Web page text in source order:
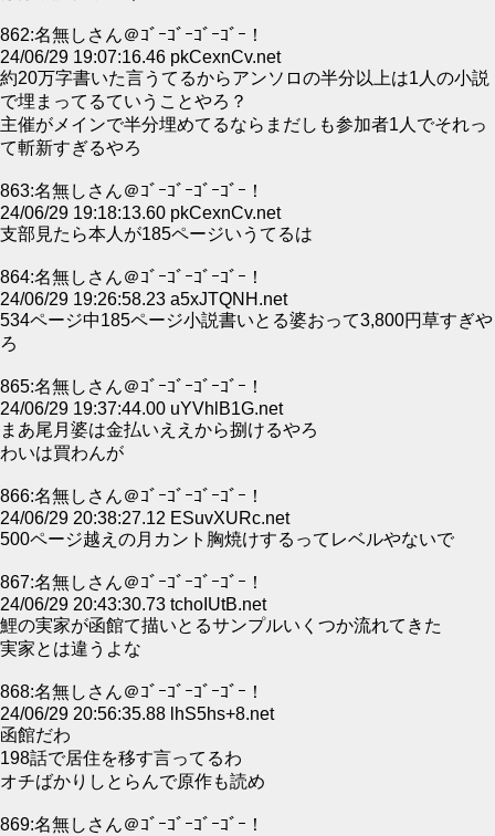
862:名無しさん＠ｺﾞｰｺﾞｰｺﾞｰｺﾞｰ！
24/06/29 19:07:16.46 pkCexnCv.net
約20万字書いた言うてるからアンソロの半分以上は1人の小説
で埋まってるていうことやろ？
主催がメインで半分埋めてるならまだしも参加者1人でそれっ
て斬新すぎるやろ
863:名無しさん＠ｺﾞｰｺﾞｰｺﾞｰｺﾞｰ！
24/06/29 19:18:13.60 pkCexnCv.net
支部見たら本人が185ページいうてるは
864:名無しさん＠ｺﾞｰｺﾞｰｺﾞｰｺﾞｰ！
24/06/29 19:26:58.23 a5xJTQNH.net
534ページ中185ページ小説書いとる婆おって3,800円草すぎや
ろ
865:名無しさん＠ｺﾞｰｺﾞｰｺﾞｰｺﾞｰ！
24/06/29 19:37:44.00 uYVhlB1G.net
まあ尾月婆は金払いええから捌けるやろ
わいは買わんが
866:名無しさん＠ｺﾞｰｺﾞｰｺﾞｰｺﾞｰ！
24/06/29 20:38:27.12 ESuvXURc.net
500ページ越えの月カント胸焼けするってレベルやないで
867:名無しさん＠ｺﾞｰｺﾞｰｺﾞｰｺﾞｰ！
24/06/29 20:43:30.73 tchoIUtB.net
鯉の実家が函館て描いとるサンプルいくつか流れてきた
実家とは違うよな
868:名無しさん＠ｺﾞｰｺﾞｰｺﾞｰｺﾞｰ！
24/06/29 20:56:35.88 lhS5hs+8.net
函館だわ
198話で居住を移す言ってるわ
オチばかりしとらんで原作も読め
869:名無しさん＠ｺﾞｰｺﾞｰｺﾞｰｺﾞｰ！